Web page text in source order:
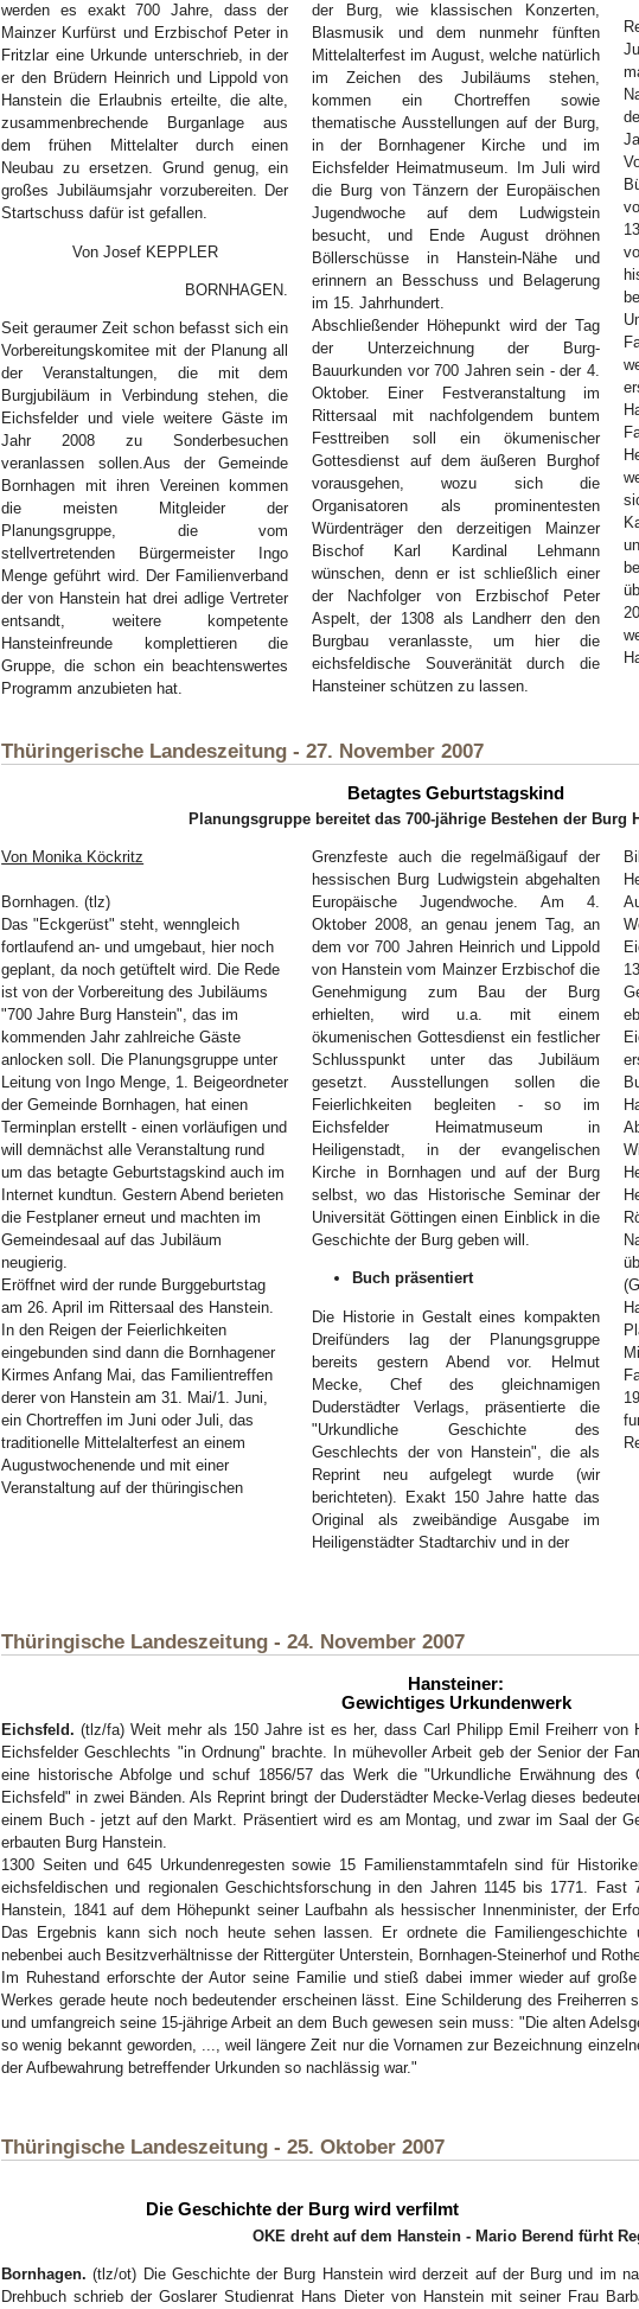
werden es exakt 700 Jahre, dass der
Mainzer Kurfürst und Erzbischof Peter in
Fritzlar eine Urkunde unterschrieb, in der
er den Brüdern Heinrich und Lippold von
Hanstein die Erlaubnis erteilte, die alte,
zusammenbrechende Burganlage aus
dem frühen Mittelalter durch einen
Neubau zu ersetzen. Grund genug, ein
großes Jubiläumsjahr vorzubereiten. Der
Startschuss dafür ist gefallen.
Von Josef KEPPLER
BORNHAGEN.
Seit geraumer Zeit schon befasst sich ein
Vorbereitungskomitee mit der Planung all
der Veranstaltungen, die mit dem
Burgjubiläum in Verbindung stehen, die
Eichsfelder und viele weitere Gäste im
Jahr 2008 zu Sonderbesuchen
veranlassen sollen.Aus der Gemeinde
Bornhagen mit ihren Vereinen kommen
die meisten Mitgleider der
Planungsgruppe, die vom
stellvertretenden Bürgermeister Ingo
Menge geführt wird. Der Familienverband
der von Hanstein hat drei adlige Vertreter
entsandt, weitere kompetente
Hansteinfreunde komplettieren die
Gruppe, die schon ein beachtenswertes
Programm anzubieten hat.
der Burg, wie klassischen Konzerten,
Blasmusik und dem nunmehr fünften
Mittelalterfest im August, welche natürlich
im Zeichen des Jubiläums stehen,
kommen ein Chortreffen sowie
thematische Ausstellungen auf der Burg,
in der Bornhagener Kirche und im
Eichsfelder Heimatmuseum. Im Juli wird
die Burg von Tänzern der Europäischen
Jugendwoche auf dem Ludwigstein
besucht, und Ende August dröhnen
Böllerschüsse in Hanstein-Nähe und
erinnern an Besschuss und Belagerung
im 15. Jahrhundert.
Abschließender Höhepunkt wird der Tag
der Unterzeichnung der Burg-
Bauurkunden vor 700 Jahren sein - der 4.
Oktober. Einer Festveranstaltung im
Rittersaal mit nachfolgendem buntem
Festtreiben soll ein ökumenischer
Gottesdienst auf dem äußeren Burghof
vorausgehen, wozu sich die
Organisatoren als prominentesten
Würdenträger den derzeitigen Mainzer
Bischof Karl Kardinal Lehmann
wünschen, denn er ist schließlich einer
der Nachfolger von Erzbischof Peter
Aspelt, der 1308 als Landherr den den
Burgbau veranlasste, um hier die
eichsfeldische Souveränität durch die
Hansteiner schützen zu lassen.
Thüringerische Landeszeitung - 27. November 2007
Betagtes Geburtstagskind
Planungsgruppe bereitet das 700-jährige Bestehen der Burg
Von Monika Köckritz
Bornhagen. (tlz)
Das "Eckgerüst" steht, wenngleich
fortlaufend an- und umgebaut, hier noch
geplant, da noch getüftelt wird. Die Rede
ist von der Vorbereitung des Jubiläums
"700 Jahre Burg Hanstein", das im
kommenden Jahr zahlreiche Gäste
anlocken soll. Die Planungsgruppe unter
Leitung von Ingo Menge, 1. Beigeordneter
der Gemeinde Bornhagen, hat einen
Terminplan erstellt - einen vorläufigen und
will demnächst alle Veranstaltung rund
um das betagte Geburtstagskind auch im
Internet kundtun. Gestern Abend berieten
die Festplaner erneut und machten im
Gemeindesaal auf das Jubiläum
neugierig.
Eröffnet wird der runde Burggeburtstag
am 26. April im Rittersaal des Hanstein.
In den Reigen der Feierlichkeiten
eingebunden sind dann die Bornhagener
Kirmes Anfang Mai, das Familientreffen
derer von Hanstein am 31. Mai/1. Juni,
ein Chortreffen im Juni oder Juli, das
traditionelle Mittelalterfest an einem
Augustwochenende und mit einer
Veranstaltung auf der thüringischen
Grenzfeste auch die regelmäßigauf der
hessischen Burg Ludwigstein abgehalten
Europäische Jugendwoche. Am 4.
Oktober 2008, an genau jenem Tag, an
dem vor 700 Jahren Heinrich und Lippold
von Hanstein vom Mainzer Erzbischof die
Genehmigung zum Bau der Burg
erhielten, wird u.a. mit einem
ökumenischen Gottesdienst ein festlicher
Schlusspunkt unter das Jubiläum
gesetzt. Ausstellungen sollen die
Feierlichkeiten begleiten - so im
Eichsfelder Heimatmuseum in
Heiligenstadt, in der evangelischen
Kirche in Bornhagen und auf der Burg
selbst, wo das Historische Seminar der
Universität Göttingen einen Einblick in die
Geschichte der Burg geben will.
Buch präsentiert
Die Historie in Gestalt eines kompakten
Dreifünders lag der Planungsgruppe
bereits gestern Abend vor. Helmut
Mecke, Chef des gleichnamigen
Duderstädter Verlags, präsentierte die
"Urkundliche Geschichte des
Geschlechts der von Hanstein", die als
Reprint neu aufgelegt wurde (wir
berichteten). Exakt 150 Jahre hatte das
Original als zweibändige Ausgabe im
Heiligenstädter Stadtarchiv und in der
Thüringische Landeszeitung - 24. November 2007
Hansteiner:
Gewichtiges Urkundenwerk
Eichsfeld. (tlz/fa) Weit mehr als 150 Jahre ist es her, dass Carl Philipp Emil Freiherr von
Eichsfelder Geschlechts "in Ordnung" brachte. In mühevoller Arbeit geb der Senior der
eine historische Abfolge und schuf 1856/57 das Werk die "Urkundliche Erwähnung
Eichsfeld" in zwei Bänden. Als Reprint bringt der Duderstädter Mecke-Verlag dieses
einem Buch - jetzt auf den Markt. Präsentiert wird es am Montag, und zwar im Saal der
erbauten Burg Hanstein.
1300 Seiten und 645 Urkundenregesten sowie 15 Familienstammtafeln sind für
eichsfeldischen und regionalen Geschichtsforschung in den Jahren 1145 bis 1771. Fast
Hanstein, 1841 auf dem Höhepunkt seiner Laufbahn als hessischer Innenminister, der
Das Ergebnis kann sich noch heute sehen lassen. Er ordnete die
nebenbei auch Besitzverhältnisse der Rittergüter Unterstein, Bornhagen-Steinerhof und
Im Ruhestand erforschte der Autor seine Familie und stieß dabei immer wieder auf
Werkes gerade heute noch bedeutender erscheinen lässt. Eine Schilderung des
und umfangreich seine 15-jährige Arbeit an dem Buch gewesen sein muss: "Die alten
so wenig bekannt geworden, ..., weil längere Zeit nur die Vornamen zur Bezeichnung
der Aufbewahrung betreffender Urkunden so nachlässig war."
Thüringische Landeszeitung - 25. Oktober 2007
Die Geschichte der Burg wird verfilmt
OKE dreht auf dem Hanstein - Mario Berend fürht
Bornhagen. (tlz/ot) Die Geschichte der Burg Hanstein wird derzeit auf der Burg und im
Drehbuch schrieb der Goslarer Studienrat Hans Dieter von Hanstein mit seiner Frau